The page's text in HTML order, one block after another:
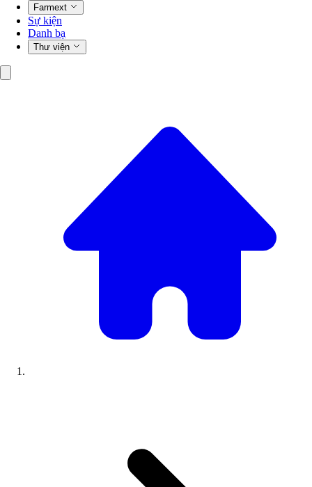
Farmext
Sự kiện
Danh bạ
Thư viện